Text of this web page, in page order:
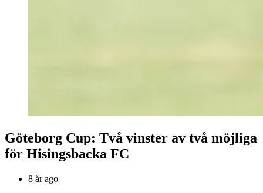
Göteborg Cup: Två vinster av två möjliga
för Hisingsbacka FC
8 år ago